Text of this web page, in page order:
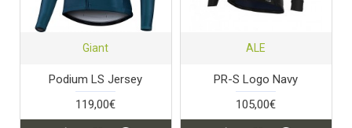
Giant
Podium LS Jersey
119,00€
ALE
PR-S Logo Navy
105,00€